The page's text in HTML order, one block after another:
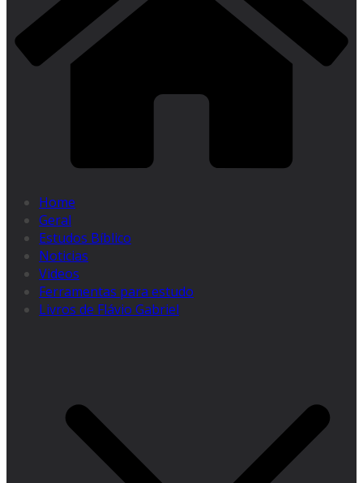
Home
Geral
Estudos Bíblico
Noticias
Videos
Ferramentas para estudo
Livros de Flávio Gabriel